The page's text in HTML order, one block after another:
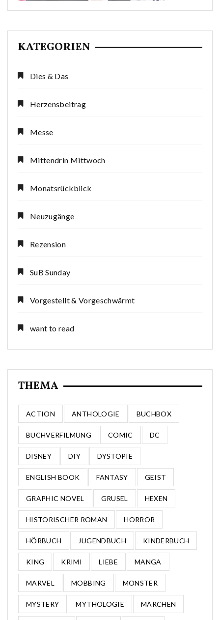
KATEGORIEN
Dies & Das
Herzensbeitrag
Messe
Mittendrin Mittwoch
Monatsrückblick
Neuzugänge
Rezension
SuB Sunday
Vorgestellt & Vorgeschwärmt
want to read
THEMA
ACTION ANTHOLOGIE BUCHBOX
BUCHVERFILMUNG COMIC DC
DISNEY DIY DYSTOPIE
ENGLISH BOOK FANTASY GEIST
GRAPHIC NOVEL GRUSEL HEXEN
HISTORISCHER ROMAN HORROR
HÖRBUCH JUGENDBUCH KINDERBUCH
KING KRIMI LIEBE MANGA
MARVEL MOBBING MONSTER
MYSTERY MYTHOLOGIE MÄRCHEN